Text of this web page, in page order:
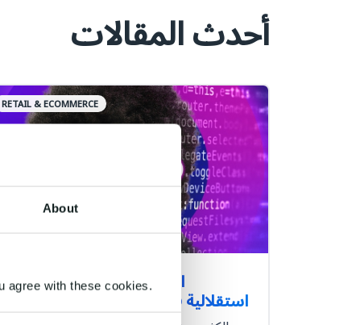
About
agree with these cookies.
أحدث المقالات
RETAIL & ECOMMERCE
الذكاء الاصطناعي أصبح أكثر
استقلالية فهل لديك السيطرة الكاملة؟